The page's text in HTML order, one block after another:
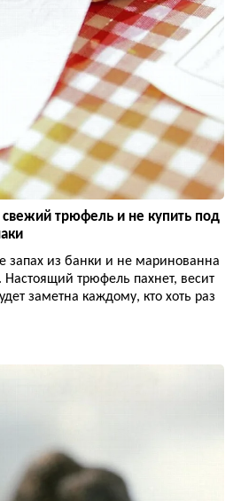
свежий трюфель и не купить под
из банки и не маринованна
Настоящий трюфель пахнет, весит
заметна каждому, кто хоть раз